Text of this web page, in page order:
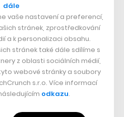
bude proKingdom Come:
do kroniky úspěchů, která
není uzavřená. Na její
připravuje desková hra od
ji v závěru rokuzvolili
dekádya Warhorse před
dále
vaše nastavení a preferencí,
stránek, zprostředkování
a k personalizaci obsahu.
stránek také dále sdílíme s
z oblasti sociálních médií,
webové stránky a soubory
s.r.o. Více informací
odkazu.